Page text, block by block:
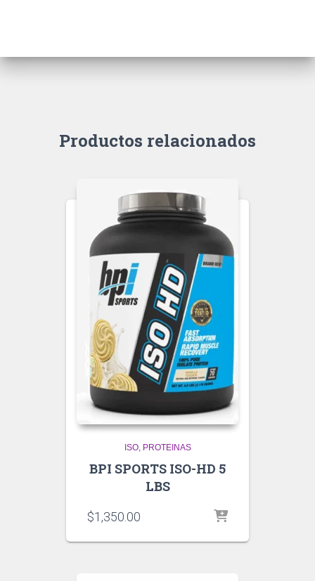
Productos relacionados
ISO PROTEINAS
BPI SPORTS ISO-HD 5
LBS
$1,350.00